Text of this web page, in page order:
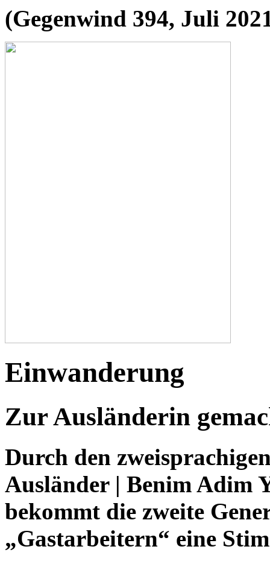
(Gegenwind 394, Juli
Einwanderung
Zur Ausländerin
Durch den
Ausländer | Benim Adim
bekommt die zweite
„Gastarbeitern“ eine